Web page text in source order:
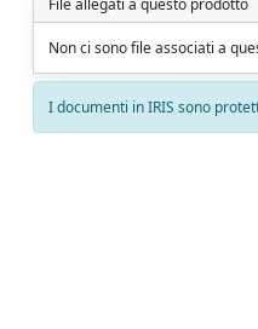
File allegati a questo prodotto
Non ci sono file associati a
I documenti in IRIS sono